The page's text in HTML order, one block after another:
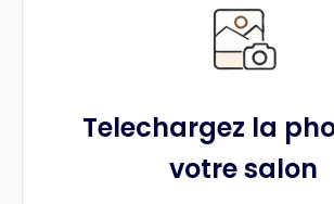
Telechargez la
votre salon